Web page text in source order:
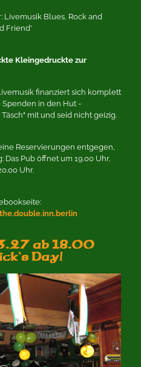
Livemusik Blues, Rock and
Friend'
Kleingedruckte zur
finanziert sich komplett
in den Hut -
mit und seid nicht geizig.
Reservierungen entgegen,
Pub öffnet um 19.00 Uhr,
Uhr.
ab 18.00
Day!